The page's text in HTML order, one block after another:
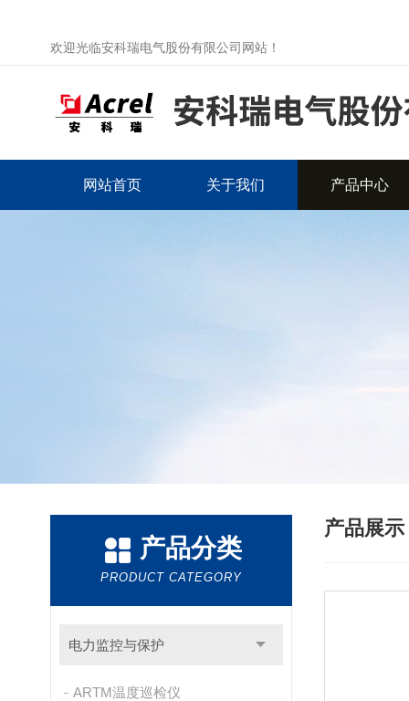
欢迎光临安科瑞电气股份有限公司网站！
网站首页 关于我们 产品中心
产品分类
PRODUCT CATEGORY
电力监控与保护
ARTM温度巡检仪
产品展示